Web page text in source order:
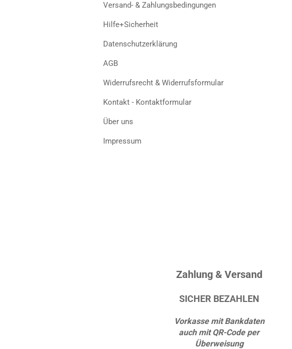
Versand- & Zahlungsbedingungen
Hilfe+Sicherheit
Datenschutzerklärung
AGB
Widerrufsrecht & Widerrufsformular
Kontakt - Kontaktformular
Über uns
Impressum
Zahlung & Versand
SICHER BEZAHLEN
Vorkasse mit Bankdaten
auch mit QR-Code per
Überweisung